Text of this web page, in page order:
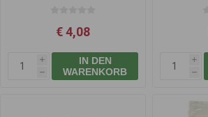
€ 4,08
i
h
IN DEN
WARENKORB
i
h